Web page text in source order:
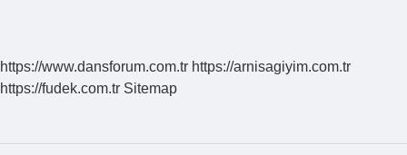
https://www.dansforum.com.tr https://arnisagiyim.com.tr
https://fudek.com.tr Sitemap